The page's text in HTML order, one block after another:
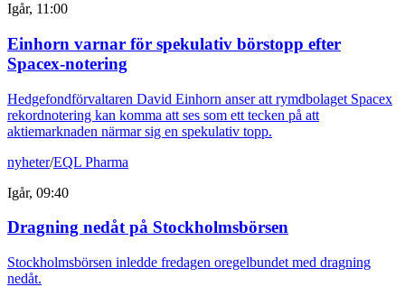
Igår, 11:00
Einhorn varnar för spekulativ börstopp efter
Spacex-notering
Hedgefondförvaltaren David Einhorn anser att rymdbolaget Spacex
rekordnotering kan komma att ses som ett tecken på att
aktiemarknaden närmar sig en spekulativ topp.
nyheter/EQL Pharma
Igår, 09:40
Dragning nedåt på Stockholmsbörsen
Stockholmsbörsen inledde fredagen oregelbundet med dragning
nedåt.